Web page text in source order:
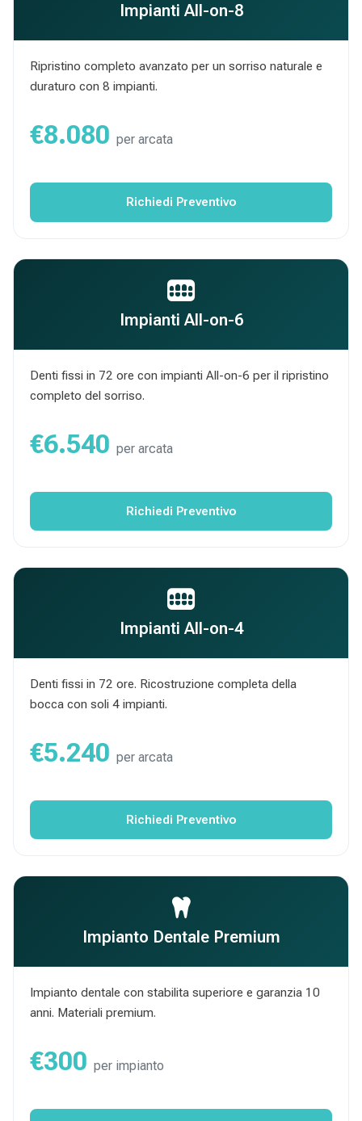
Impianti All-on-8
Ripristino completo avanzato per un sorriso naturale e
duraturo con 8 impianti.
€8.080 per arcata
Richiedi Preventivo
Impianti All-on-6
Denti fissi in 72 ore con impianti All-on-6 per il ripristino
completo del sorriso.
€6.540 per arcata
Richiedi Preventivo
Impianti All-on-4
Denti fissi in 72 ore. Ricostruzione completa della
bocca con soli 4 impianti.
€5.240 per arcata
Richiedi Preventivo
Impianto Dentale Premium
Impianto dentale con stabilita superiore e garanzia 10
anni. Materiali premium.
€300 per impianto